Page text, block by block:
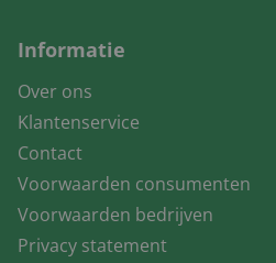
Informatie
Over ons
Klantenservice
Contact
Voorwaarden consumenten
Voorwaarden bedrijven
Privacy statement